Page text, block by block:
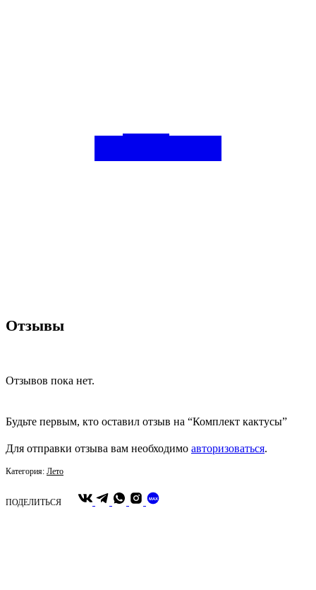
Отзывы
Отзывов пока нет.
Будьте первым, кто оставил отзыв на “Комплект кактусы”
Для отправки отзыва вам необходимо авторизоваться.
Категория: Лето
ПОДЕЛИТЬСЯ MAX